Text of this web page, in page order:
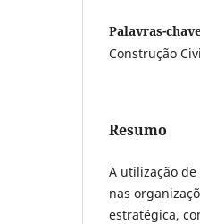
Palavras-
Construção
Resumo
A utilização
nas
estratégica,